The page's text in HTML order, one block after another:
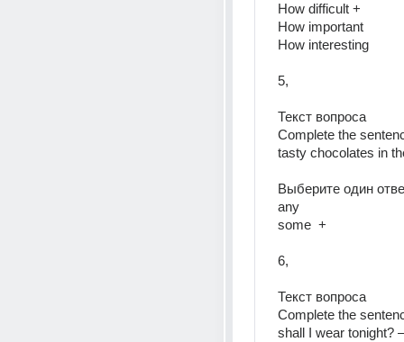
How difficult +
How important
How interesting
5,
Текст вопроса
Complete the
tasty chocolates in
Выберите один
any
some  +
6,
Текст вопроса
Complete the
shall I wear tonight?